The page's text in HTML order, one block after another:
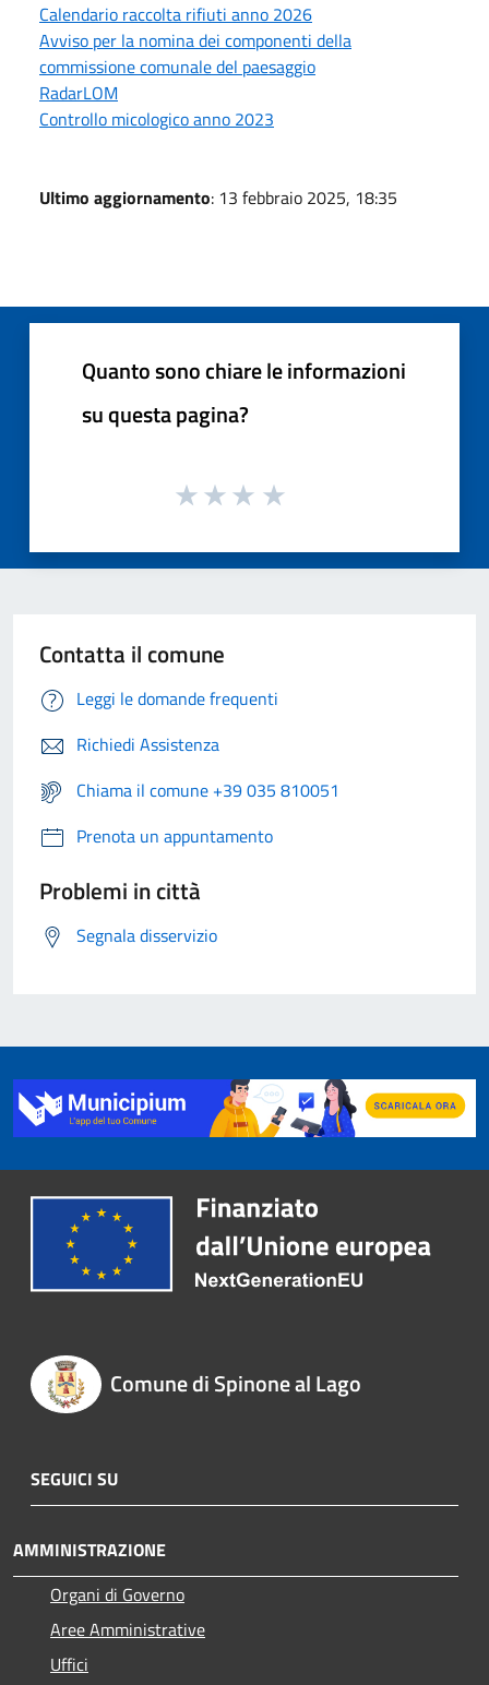
Calendario raccolta rifiuti anno 2026
Avviso per la nomina dei componenti della
commissione comunale del paesaggio
RadarLOM
Controllo micologico anno 2023
Ultimo aggiornamento: 13 febbraio 2025, 18:35
Quanto sono chiare le informazioni
su questa pagina?
Contatta il comune
Leggi le domande frequenti
Richiedi Assistenza
Chiama il comune +39 035 810051
Prenota un appuntamento
Problemi in città
Segnala disservizio
Comune di Spinone al Lago
SEGUICI SU
AMMINISTRAZIONE
Organi di Governo
Aree Amministrative
Uffici